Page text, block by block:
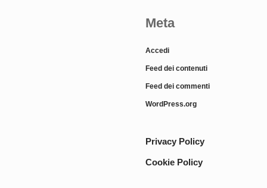
Meta
Accedi
Feed dei contenuti
Feed dei commenti
WordPress.org
Privacy Policy
Cookie Policy